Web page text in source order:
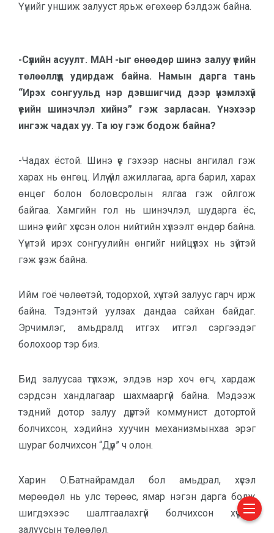
Үүнийг уншиж залууст ярьж өгөхөөр бэлдэж байна.
-Сүүлийн асуулт. МАН -ыг өнөөдөр шинэ залуу үеийн
төлөөллүүд удирдаж байна. Намын дарга тань
“Ирэх сонгуульд нэр дэвшигчид дээр үнэмлэхүй
үеийн шинэчлэл хийнэ” гэж зарласан. Үнэхээр
ингэж чадах уу. Та юу гэж бодож байна?
-Чадах ёстой. Шинэ үе гэхээр насны ангилал гэж
харах нь өнгөц. Илүү үйл ажиллагаа, арга барил, харах
өнцөг болон боловсролын ялгаа гэж ойлгож
байгаа. Хамгийн гол нь шинэчлэл, шударга ёс,
шинэ үеийг хүссэн олон нийтийн хүлээлт өндөр байна.
Үүнтэй ирэх сонгуулийн өнгийг нийцүүлэх нь зүйтэй
гэж үзэж байна.
Ийм гоё чөлөөтэй, тодорхой, хүчтэй залуус гарч ирж
байна. Тэдэнтэй уулзах дандаа сайхан байдаг.
Эрчимлэг, амьдралд итгэх итгэл сэргээдэг
болохоор тэр биз.
Бид залуусаа түлхэж, элдэв нэр хоч өгч, хардаж
сэрдсэн хандлагаар шахмааргүй байна. Мэдээж
тэдний дотор залуу дүртэй коммунист дотортой
болчихсон, хэдийнэ хуучин механизмынхаа эрэг
шураг болчихсон “Дүр” ч олон.
Харин О.Батнайрамдал бол амьдрал, хүсэл
мөрөөдөл нь улс төрөөс, ямар нэгэн дарга болж
шигдэхээс шалтгаалахгүй болчихсон хүчтэй
залуусын төлөөлөл.